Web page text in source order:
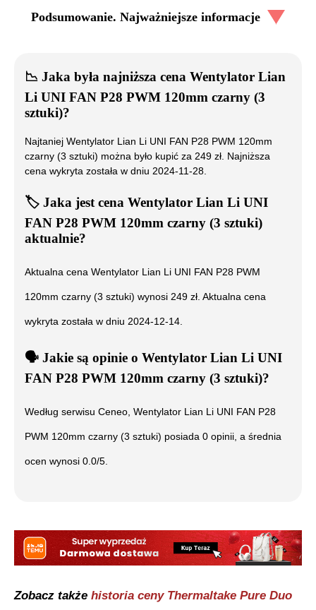
Podsumowanie. Najważniejsze informacje
📉 Jaka była najniższa cena Wentylator Lian
Li UNI FAN P28 PWM 120mm czarny (3
sztuki)?
Najtaniej Wentylator Lian Li UNI FAN P28 PWM 120mm
czarny (3 sztuki) można było kupić za 249 zł. Najniższa
cena wykryta została w dniu 2024-11-28
🏷️ Jaka jest cena Wentylator Lian Li UNI
FAN P28 PWM 120mm czarny (3 sztuki)
aktualnie?
Aktualna cena Wentylator Lian Li UNI FAN P28 PWM
120mm czarny (3 sztuki) wynosi 249 zł. Aktualna cena
wykryta została w dniu 2024-12-14
🗣️ ️ Jakie są opinie o Wentylator Lian Li UNI
FAN P28 PWM 120mm czarny (3 sztuki)?
Według serwisu Ceneo, Wentylator Lian Li UNI FAN P28
PWM 120mm czarny (3 sztuki) posiada 0 opinii, a średnia
ocen wynosi 0.0/5.
Zobacz także historia ceny Thermaltake Pure Duo